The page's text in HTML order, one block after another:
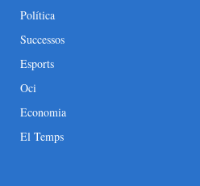
Política
Successos
Esports
Oci
Economia
El Temps